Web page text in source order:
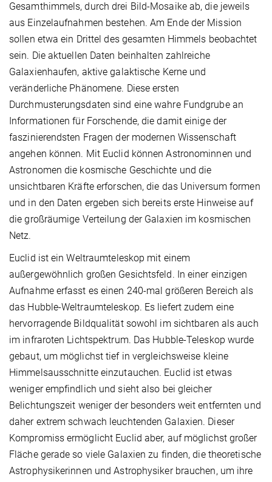
Gesamthimmels, durch drei Bild-Mosaike ab, die jeweils
aus Einzelaufnahmen bestehen. Am Ende der Mission
sollen etwa ein Drittel des gesamten Himmels beobachtet
sein. Die aktuellen Daten beinhalten zahlreiche
Galaxienhaufen, aktive galaktische Kerne und
veränderliche Phänomene. Diese ersten
Durchmusterungsdaten sind eine wahre Fundgrube an
Informationen für Forschende, die damit einige der
faszinierendsten Fragen der modernen Wissenschaft
angehen können. Mit Euclid können Astronominnen und
Astronomen die kosmische Geschichte und die
unsichtbaren Kräfte erforschen, die das Universum formen
und in den Daten ergeben sich bereits erste Hinweise auf
die großräumige Verteilung der Galaxien im kosmischen
Netz.
Euclid ist ein Weltraumteleskop mit einem
außergewöhnlich großen Gesichtsfeld. In einer einzigen
Aufnahme erfasst es einen 240-mal größeren Bereich als
das Hubble-Weltraumteleskop. Es liefert zudem eine
hervorragende Bildqualität sowohl im sichtbaren als auch
im infraroten Lichtspektrum. Das Hubble-Teleskop wurde
gebaut, um möglichst tief in vergleichsweise kleine
Himmelsausschnitte einzutauchen. Euclid ist etwas
weniger empfindlich und sieht also bei gleicher
Belichtungszeit weniger der besonders weit entfernten und
daher extrem schwach leuchtenden Galaxien. Dieser
Kompromiss ermöglicht Euclid aber, auf möglichst großer
Fläche gerade so viele Galaxien zu finden, die theoretische
Astrophysikerinnen und Astrophysiker brauchen, um ihre